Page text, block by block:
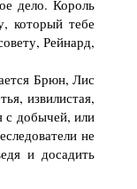
дело. Король
который тебе
Рейнард,
Брюн, Лис
извилистая,
с добычей, или
не
и досадить